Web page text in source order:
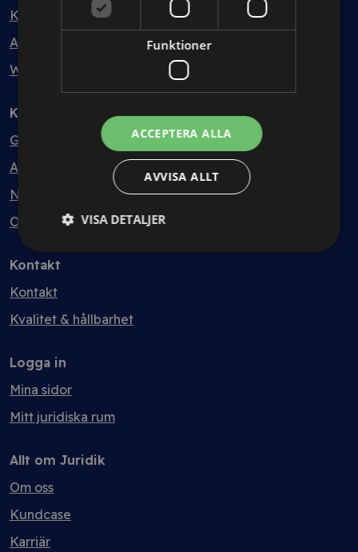
Kurspaket
Abonnemang
Webbinarium
Kunskapsbank
Guider
Avtalsmallar
Nyheter
Ordlista
Kontakt
Kontakt
Kvalitet & hållbarhet
Logga in
Mina sidor
Mitt juridiska rum
Allt om Juridik
Om oss
Kundcase
Karriär
Funktioner
ACCEPTERA ALLA
AVVISA ALLT
VISA DETALJER